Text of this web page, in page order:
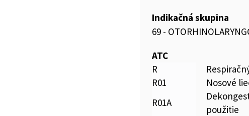
Indikačná skupina
69 -
ATC
R
R01
Nosové
R01A
použitie